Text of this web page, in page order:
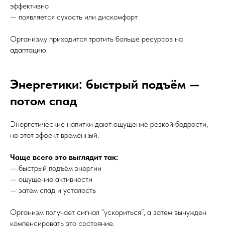
эффективно
— появляется сухость или дискомфорт
Организму приходится тратить больше ресурсов на
адаптацию.
Энергетики: быстрый подъём —
потом спад
Энергетические напитки дают ощущение резкой бодрости,
но этот эффект временный.
Чаще всего это выглядит так:
— быстрый подъём энергии
— ощущение активности
— затем спад и усталость
Организм получает сигнал “ускориться”, а затем вынужден
компенсировать это состояние.